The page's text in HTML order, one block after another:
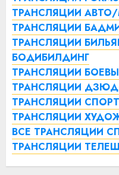
ТРАНСЛЯЦИИ
ТРАНСЛЯЦИИ
ТРАНСЛЯЦИИ
БОДИБИЛДИНГ
ТРАНСЛЯЦИИ
ТРАНСЛЯЦИИ
ТРАНСЛЯЦИИ
ТРАНСЛЯЦИИ
ВСЕ ТРАНСЛЯЦИИ
ТРАНСЛЯЦИИ